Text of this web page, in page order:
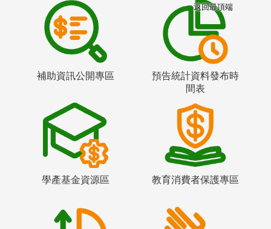
補助資訊公開專區
預告統計資料發布時
間表
學產基金資源區 教育消費者保護專區
返回最頂端